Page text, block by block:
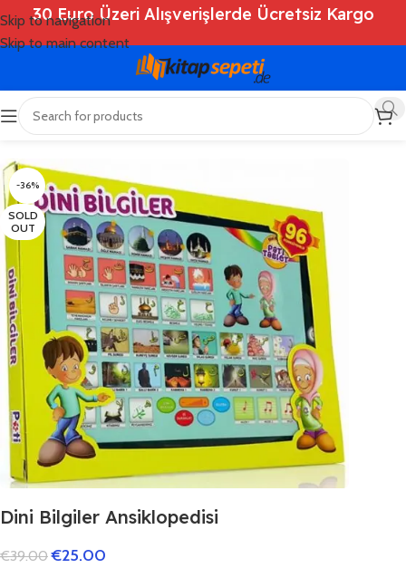
Skip to navigation
Skip to main content
30 Euro Üzeri Alışverişlerde Ücretsiz Kargo
Ana Sayfa Shop
-36%
SOLD
OUT
Dini Bilgiler Ansiklopedisi
€39.00 €25.00